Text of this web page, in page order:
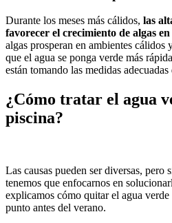
Durante los meses más cálidos, las
favorecer el crecimiento de algas
algas prosperan en ambientes cálidos
que el agua se ponga verde más
están tomando las medidas
¿Cómo tratar el agua
piscina?
Las causas pueden ser diversas, pero
tenemos que enfocarnos en
explicamos cómo quitar el agua
punto antes del verano.